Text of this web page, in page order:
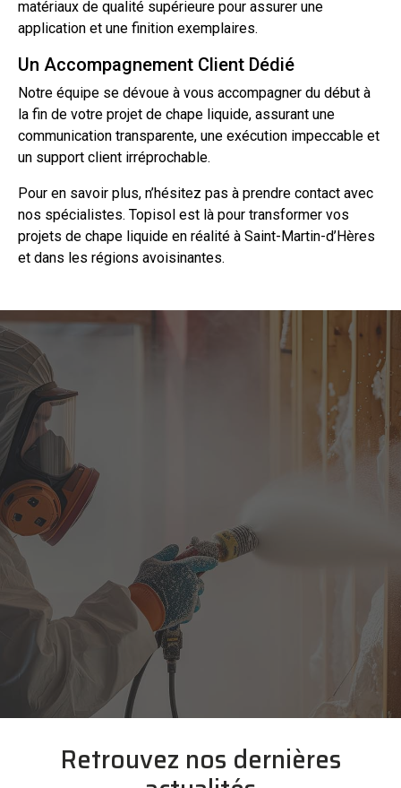
matériaux de qualité supérieure pour assurer une
application et une finition exemplaires.
Un Accompagnement Client Dédié
Notre équipe se dévoue à vous accompagner du début à
la fin de votre projet de chape liquide, assurant une
communication transparente, une exécution impeccable et
un support client irréprochable.
Pour en savoir plus, n’hésitez pas à prendre contact avec
nos spécialistes. Topisol est là pour transformer vos
projets de chape liquide en réalité à Saint-Martin-d’Hères
et dans les régions avoisinantes.
Retrouvez nos dernières